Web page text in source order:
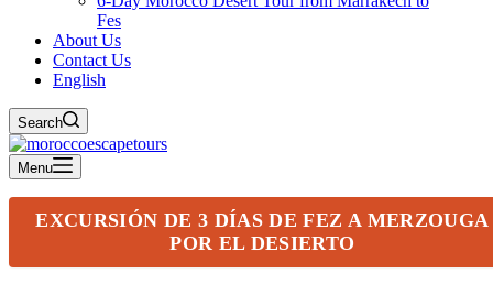
Fes
About Us
Contact Us
English
Search
Menu
EXCURSIÓN DE 3 DÍAS DE FEZ A MERZOUGA
POR EL DESIERTO